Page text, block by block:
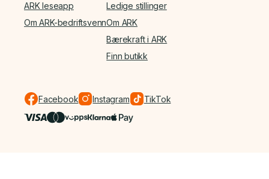
ARK leseapp
Om ARK-bedriftsvenn
Ledige stillinger
Om ARK
Bærekraft i ARK
Finn butikk
Facebook Instagram TikTok